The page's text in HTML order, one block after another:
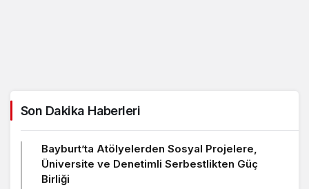
Son Dakika Haberleri
Bayburt’ta Atölyelerden Sosyal Projelere,
Üniversite ve Denetimli Serbestlikten Güç
Birliği